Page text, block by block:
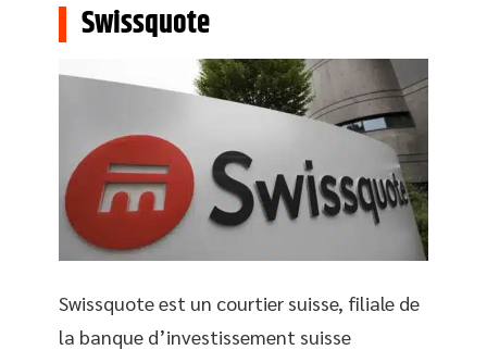
Swissquote
Swissquote est un courtier suisse, filiale de
la banque d’investissement suisse